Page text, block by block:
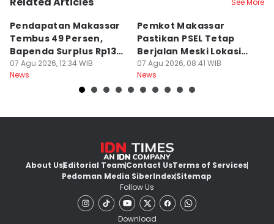
See More
Pendapatan Makassar
Tembus 49 Persen,
Bapenda Surplus Rp130
Miliar
07 Agu 2026, 12:34 WIB
News
Pemkot Makassar
Pastikan PSEL Tetap
Berjalan Meski Lokasi
Belum Final
07 Agu 2026, 08:41 WIB
News
About UsEditorial TeamContact UsTerms of Services
Pedoman Media SiberIndexSitemap
Follow Us
Download